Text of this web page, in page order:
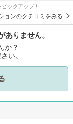
ックアップ！
ョンのクチコミをみる
ありません。
か？
い。